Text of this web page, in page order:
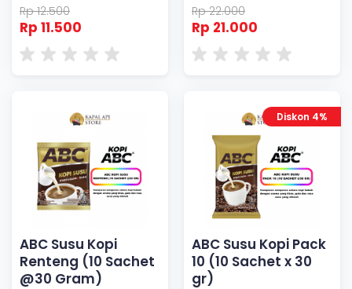
Rp 12.500
Rp 11.500
Rp 22.000
Rp 21.000
ABC Susu Kopi
Renteng (10 Sachet
@30 Gram)
Diskon 4%
ABC Susu Kopi Pack
10 (10 Sachet x 30
gr)